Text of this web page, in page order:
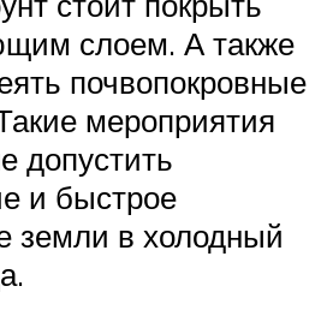
слоем. А также
почвопокровные
мероприятия
допустить
и быстрое
земли в холодный